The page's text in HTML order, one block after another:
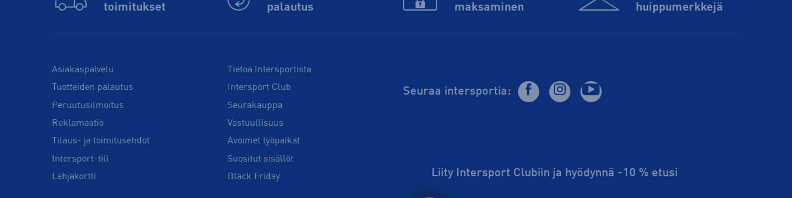
toimitukset
palautus
maksaminen
huippu­merkkejä
Asiakaspalvelu
Tuotteiden palautus
Peruutusilmoitus
Reklamaatio
Tilaus- ja toimitusehdot
Intersport-tili
Lahjakortti
Tietoa Intersportista
Intersport Club
Seurakauppa
Vastuullisuus
Avoimet työpaikat
Suositut sisällöt
Black Friday
Seuraa intersportia:
Liity Intersport Clubiin ja hyödynnä -10 % etusi